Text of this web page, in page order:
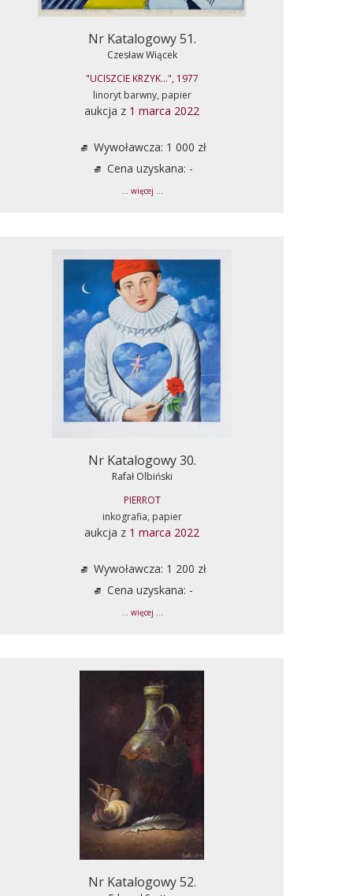
Nr Katalogowy 51.
Czesław Wiącek
"UCISZCIE KRZYK...", 1977
linoryt barwny, papier
aukcja z 1 marca 2022
Wywoławcza: 1 000 zł
Cena uzyskana: -
... więcej ...
Nr Katalogowy 30.
Rafał Olbiński
PIERROT
inkografia, papier
aukcja z 1 marca 2022
Wywoławcza: 1 200 zł
Cena uzyskana: -
... więcej ...
Nr Katalogowy 52.